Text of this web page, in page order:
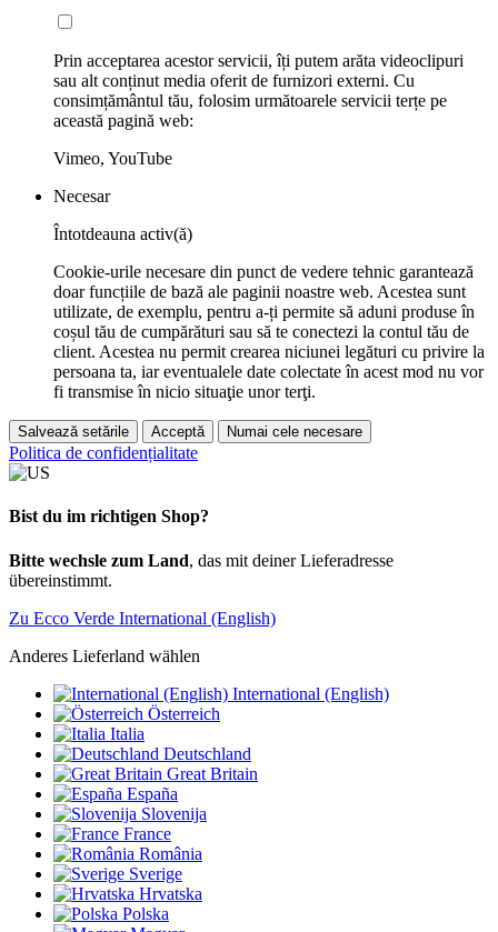
Prin acceptarea acestor servicii, îți putem arăta videoclipuri
sau alt conținut media oferit de furnizori externi. Cu
consimțământul tău, folosim următoarele servicii terțe pe
această pagină web:
Vimeo, YouTube
Necesar
Întotdeauna activ(ă)
Cookie-urile necesare din punct de vedere tehnic garantează
doar funcțiile de bază ale paginii noastre web. Acestea sunt
utilizate, de exemplu, pentru a-ți permite să aduni produse în
coșul tău de cumpărături sau să te conectezi la contul tău de
client. Acestea nu permit crearea niciunei legături cu privire la
persoana ta, iar eventualele date colectate în acest mod nu vor
fi transmise în nicio situaţie unor terţi.
Salvează setările Acceptă Numai cele necesare
Politica de confidențialitate
Bist du im richtigen Shop?
Bitte wechsle zum Land, das mit deiner Lieferadresse
übereinstimmt.
Zu Ecco Verde International (English)
Anderes Lieferland wählen
International (English)
Österreich
Italia
Deutschland
Great Britain
España
Slovenija
France
România
Sverige
Hrvatska
Polska